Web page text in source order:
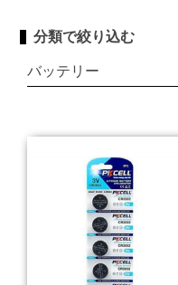
分類で絞り込む
バッテリー